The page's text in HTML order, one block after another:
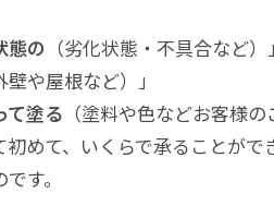
態の （劣化状態・不具合など）」
壁や屋根など）」
て塗る （塗料や色などお客様の
初めて、いくらで承ることが
す。